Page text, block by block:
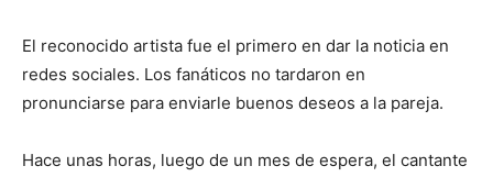
El reconocido artista fue el primero en dar la noticia en
redes sociales. Los fanáticos no tardaron en
pronunciarse para enviarle buenos deseos a la pareja.
Hace unas horas, luego de un mes de espera, el cantante